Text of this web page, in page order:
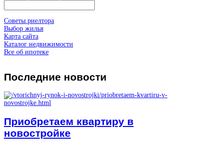
Советы риелтора
Выбор жилья
Карта сайта
Каталог недвижимости
Все об ипотеке
Последние новости
Приобретаем квартиру в
новостройке